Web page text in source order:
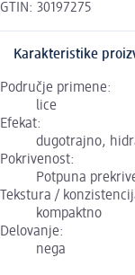
GTIN: 30197275
Karakteristike
Područje primene:
lice
Efekat:
dugotrajno,
Pokrivenost:
Potpuna
Tekstura /
kompaktno
Delovanje:
nega